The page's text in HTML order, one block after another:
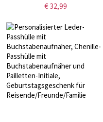
Aufbewahrungsbox für
Heimreisezubehör, Geschenk für
Frauen
€ 32,99